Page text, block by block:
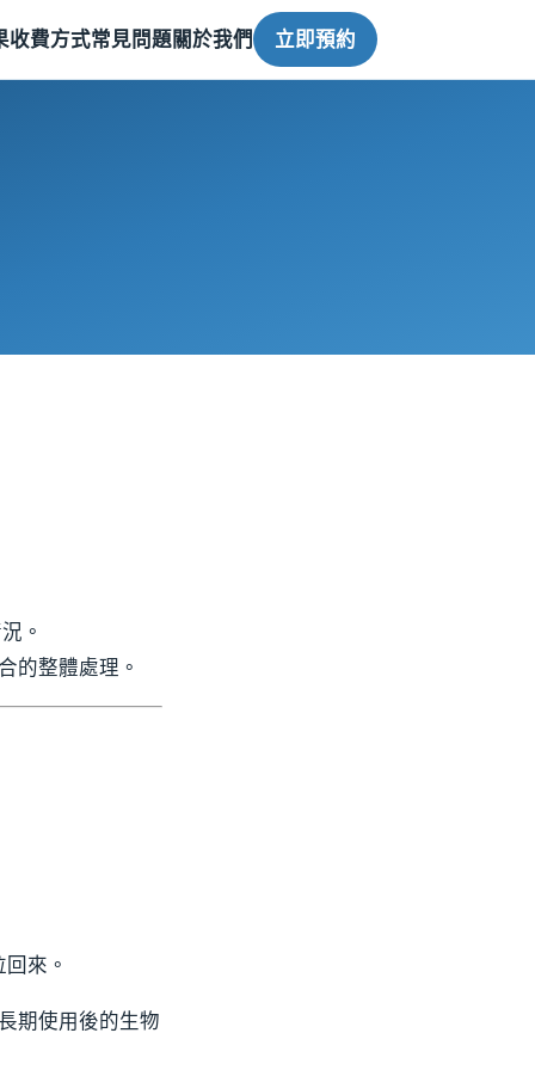
收費方式常見問題關於我們 立即預約
。
的整體處理。
來。
期使用後的生物